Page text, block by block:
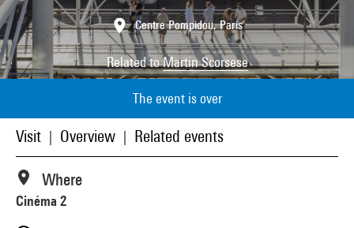
Centre Pompidou, Paris
Related toMartin Scorsese
The event is over
Visit Overview Related events
Where
Cinéma 2